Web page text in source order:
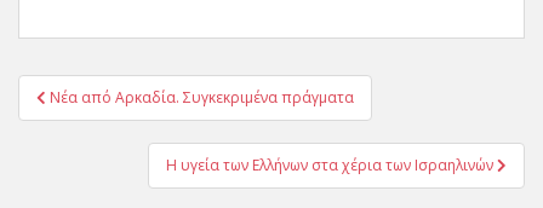
Πλοήγηση
άρθρων
Νέα από Αρκαδία. Συγκεκριμένα πράγματα
Η υγεία των Ελλήνων στα χέρια των Ισραηλινών